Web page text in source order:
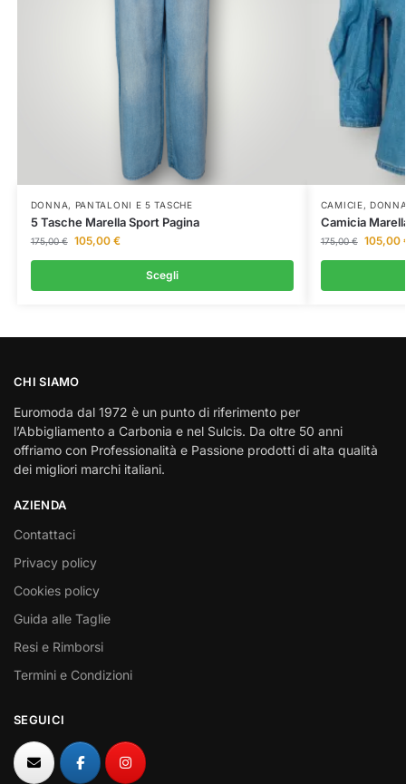
DONNA, PANTALONI E 5 TASCHE
5 Tasche Marella Sport Pagina
175,00€ 105,00 €
Scegli
CAMICIE,
Camicia
175,00€ 105,00
CHI SIAMO
Euromoda dal 1972 è un punto di riferimento per
l’Abbigliamento a Carbonia e nel Sulcis. Da oltre 50 anni
offriamo con Professionalità e Passione prodotti di alta qualità
dei migliori marchi italiani.
AZIENDA
Contattaci
Privacy policy
Cookies policy
Guida alle Taglie
Resi e Rimborsi
Termini e Condizioni
SEGUICI